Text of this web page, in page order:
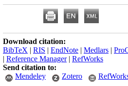
Download citation:
BibTeX | RIS | EndNote | Medlars |
| Reference Manager| RefWorks
Send citation to:
Mendeley
Zotero